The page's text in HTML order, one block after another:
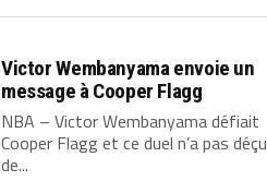
Victor Wembanyama envoie un
message à Cooper Flagg
NBA – Victor Wembanyama défiait
Cooper Flagg et ce duel n’a pas déçu
de...